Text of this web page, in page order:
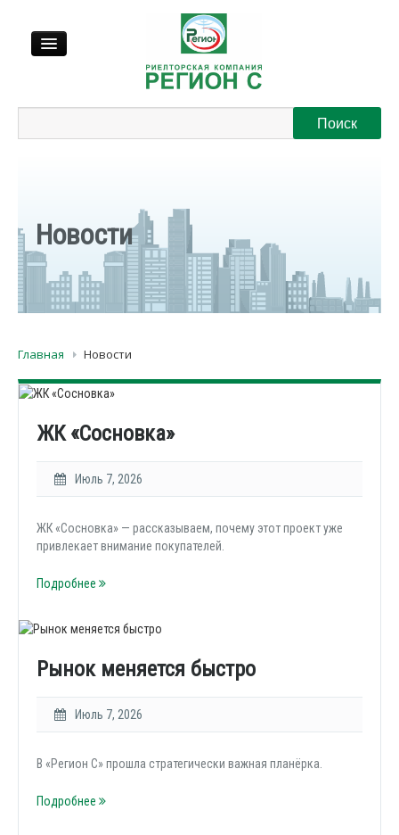
Регионы
Новости
Главная Новости
ЖК «Сосновка»
Июль 7, 2026
ЖК «Сосновка» — рассказываем, почему этот проект уже
привлекает внимание покупателей.
Подробнее
Рынок меняется быстро
Июль 7, 2026
В «Регион С» прошла стратегически важная планёрка.
Подробнее